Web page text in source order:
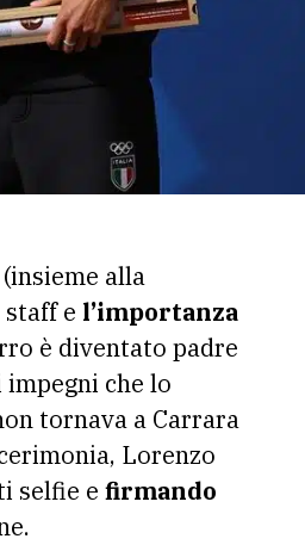
alla
e l’importanza
è diventato padre
che lo
tornava a Carrara
Lorenzo
selfie e firmando